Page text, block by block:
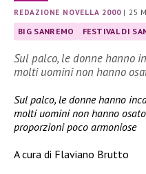
REDAZIONE NOVELLA 2000| 25
BIG SANREMO FESTIVAL DI
Sul palco, le donne hanno
molti uomini non hanno
Sul palco, le donne hanno
molti uomini non hanno
proporzioni poco armoniose
A cura di Flaviano Brutto